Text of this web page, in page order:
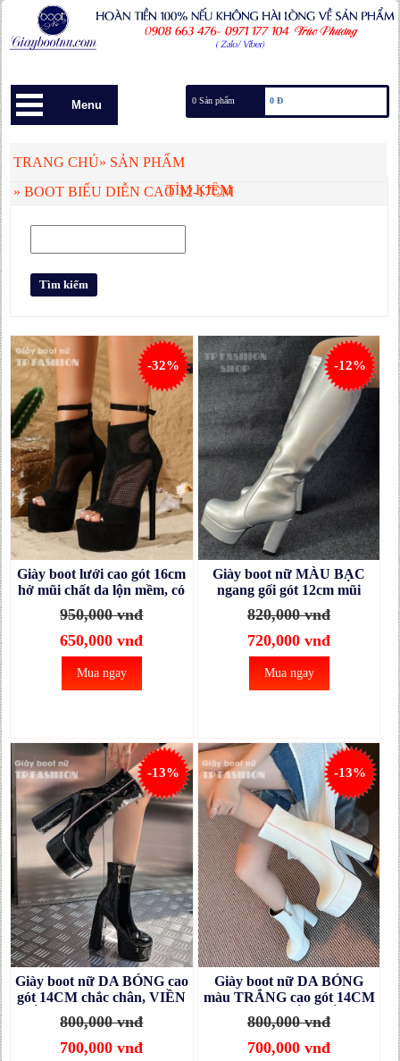
TÌM KIẾM
-32%
Giày boot lưới cao gót 16cm
hở mũi chất da lộn mềm, có
đai ngang xinh xắn
GBN79A
950,000 vnđ
650,000 vnđ
Mua ngay
-12%
Giày boot nữ MÀU BẠC
ngang gối gót 12cm mũi
vuông ĐỘC ĐÁO GCC20C
820,000 vnđ
720,000 vnđ
Mua ngay
-13%
Giày boot nữ DA BÓNG cao
gót 14CM chắc chân, VIỀN
HỒNG xinh xắn GBN75A
800,000 vnđ
700,000 vnđ
-13%
Giày boot nữ DA BÓNG
màu TRẮNG cao gót 14CM
chắc chân, VIỀN HỒNG
xinh xắn GBN75B
800,000 vnđ
700,000 vnđ
TRANG CHỦ» SẢN PHẨM
»BOOT BIỂU DIỄN CAO 12-17CM
0 Sản phẩm 0 Đ
Menu